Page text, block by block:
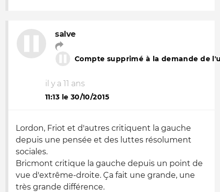
salve
Compte supprimé à la demande de
il y a 11 ans
11:13 le 30/10/2015
Lordon, Friot et d'autres critiquent la gauche
depuis une pensée et des luttes résolument
sociales.
Bricmont critique la gauche depuis un point de
vue d'extrême-droite. Ça fait une grande, une
très grande différence.